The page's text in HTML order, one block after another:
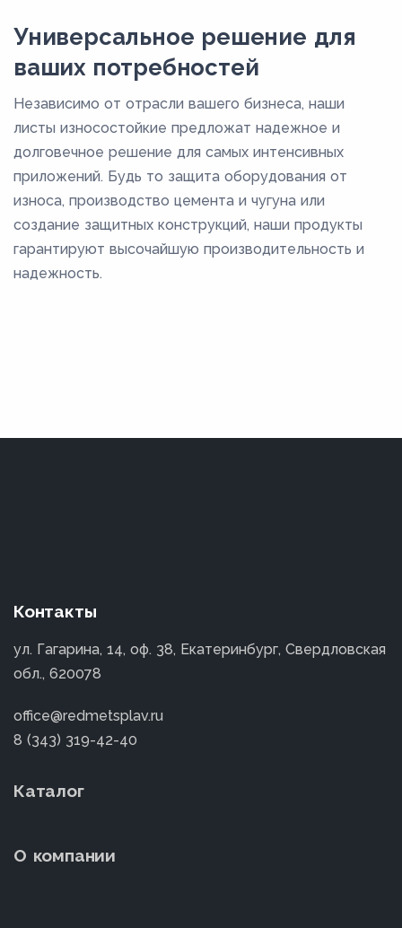
Универсальное решение для
ваших потребностей
Независимо от отрасли вашего бизнеса, наши
листы износостойкие предложат надежное и
долговечное решение для самых интенсивных
приложений. Будь то защита оборудования от
износа, производство цемента и чугуна или
создание защитных конструкций, наши продукты
гарантируют высочайшую производительность и
надежность.
Контакты
ул. Гагарина, 14, оф. 38, Екатеринбург, Свердловская
обл., 620078
office@redmetsplav.ru
8 (343) 319-42-40
Каталог
О компании